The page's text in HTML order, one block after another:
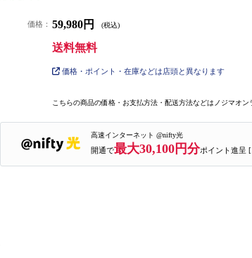
価格： 59,980円 (税込)
送料無料
価格・ポイント・在庫などは店頭と異なります
こちらの商品の価格・お支払方法・配送方法などはノジマオン
高速インターネット @nifty光
開通で最大30,100円分ポイント進呈 [